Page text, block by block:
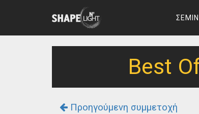
Best
Προηγούμενη συμμετοχή